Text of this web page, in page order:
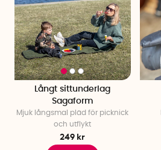
Långt sittunderlag
Sagaform
Mjuk långsmal pläd för picknick
och utflykt
249 kr